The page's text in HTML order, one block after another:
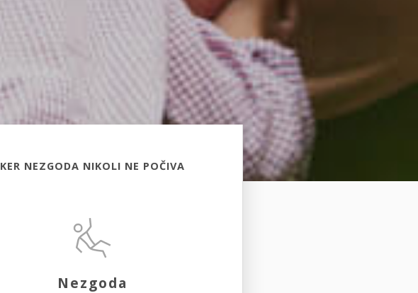
KER NEZGODA NIKOLI NE POČIVA
Nezgoda